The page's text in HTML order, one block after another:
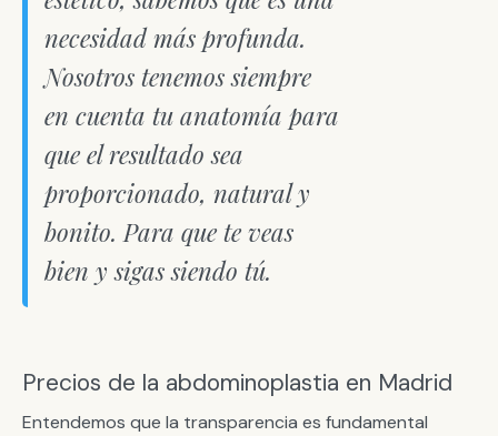
necesidad más profunda.
Nosotros tenemos siempre
en cuenta tu anatomía para
que el resultado sea
proporcionado, natural y
bonito. Para que te veas
bien y sigas siendo tú.
Precios de la abdominoplastia en Madrid
Entendemos que la transparencia es fundamental